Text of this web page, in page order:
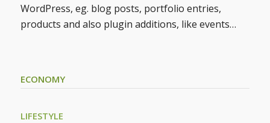
WordPress, eg. blog posts, portfolio entries,
products and also plugin additions, like events…
ECONOMY
LIFESTYLE